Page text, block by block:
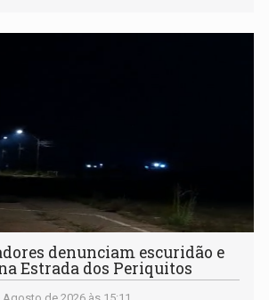
denunciam escuridão e
Estrada dos Periquitos